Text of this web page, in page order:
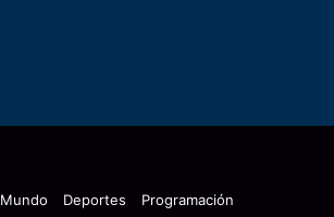
Mundo Deportes Programación